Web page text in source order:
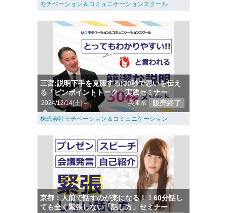
モチベーション＆コミュニケーションスクール
三宮:説明下手を克服する!30秒で思いを伝え
る「ピンポイントトーク」実践セミナー
2024/12/14(土)～ 兵庫県 販売終了
株式会社モチベーション＆コミュニケーション
京都：人前で話すのが楽になる！！60分話し
ても全く緊張しない「話し方」セミナー